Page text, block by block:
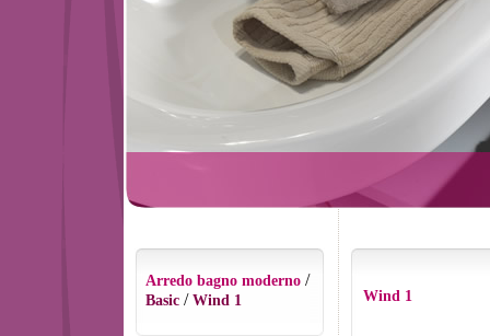
Arredo bagno moderno/
Basic / Wind 1 Wind 1